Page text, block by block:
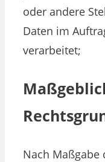
oder andere
Daten im
verarbeitet;
Nach Maßgabe